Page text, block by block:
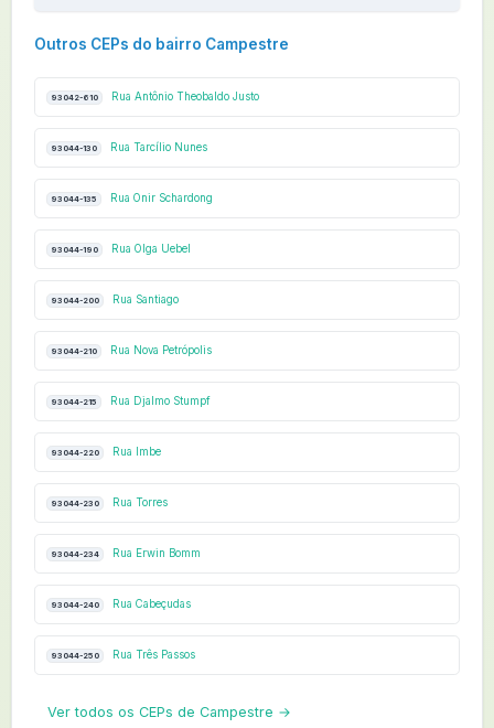
Outros CEPs do bairro Campestre
93042-610 Rua Antônio Theobaldo Justo
93044-130 Rua Tarcílio Nunes
93044-135 Rua Onir Schardong
93044-190 Rua Olga Uebel
93044-200 Rua Santiago
93044-210 Rua Nova Petrópolis
93044-215 Rua Djalmo Stumpf
93044-220 Rua Imbe
93044-230 Rua Torres
93044-234 Rua Erwin Bomm
93044-240 Rua Cabeçudas
93044-250 Rua Três Passos
Ver todos os CEPs de Campestre →